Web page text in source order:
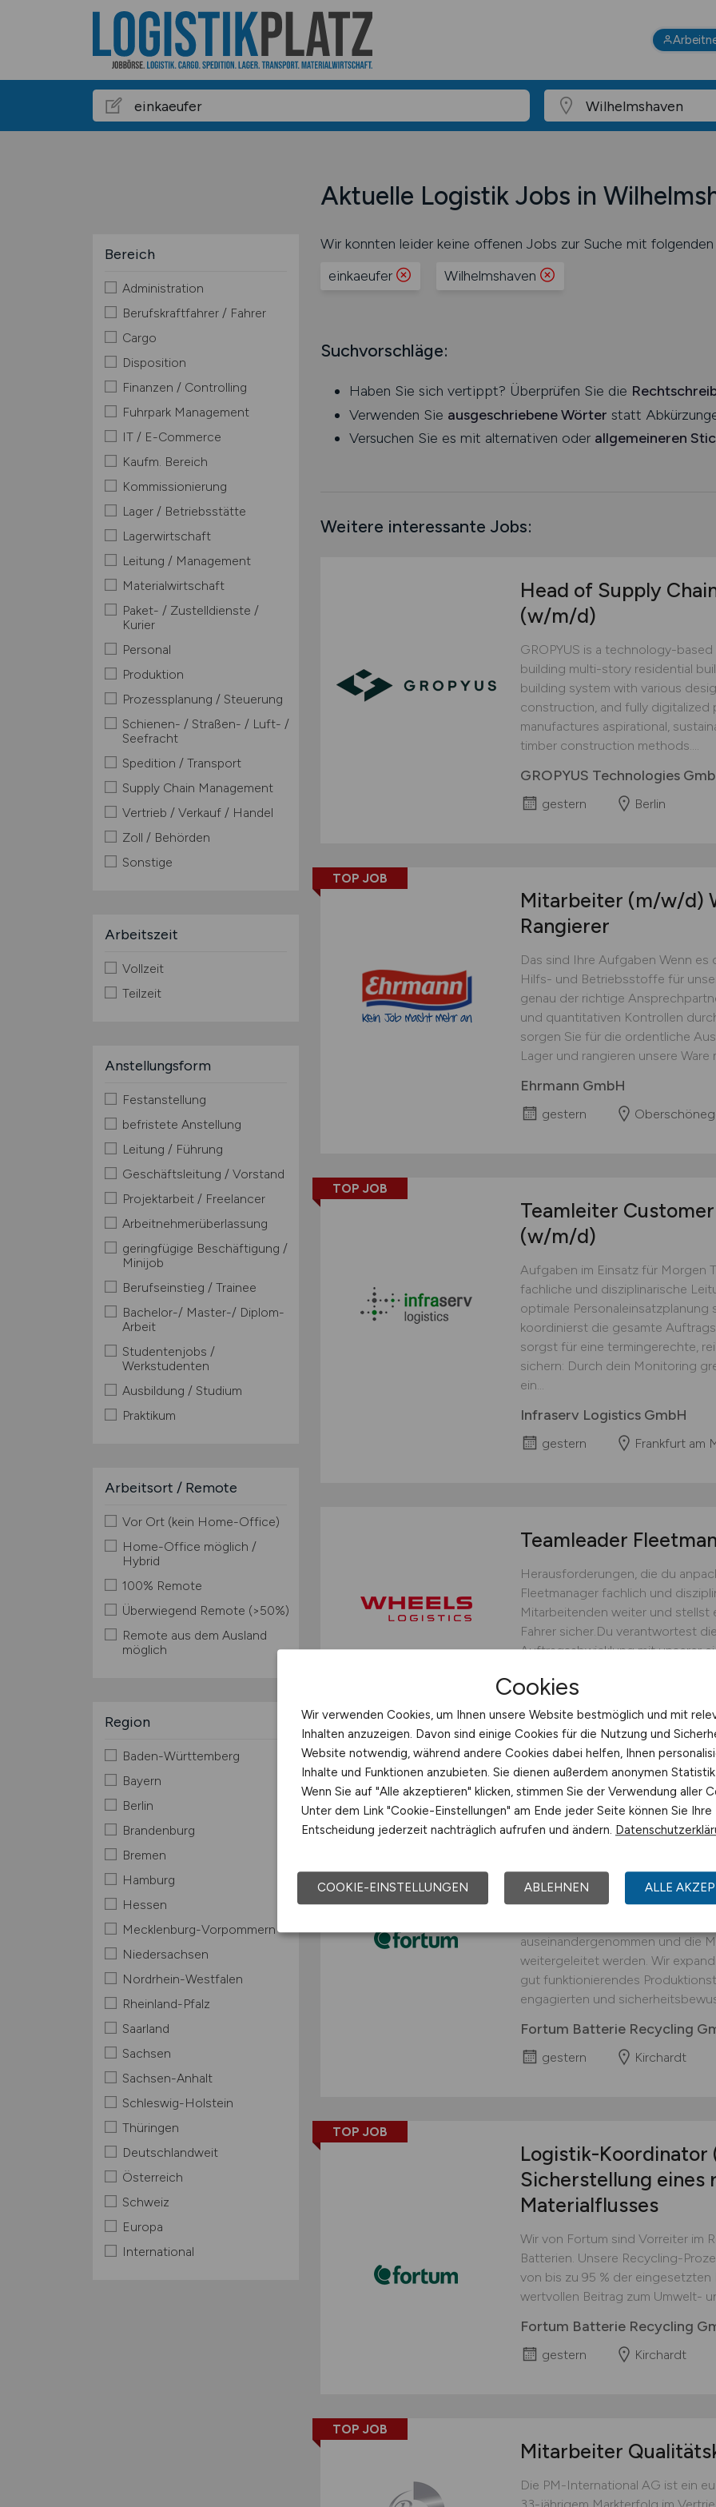
Aktuelle Logistik Jobs in
Bereich
Administration
Berufskraftfahrer / Fahrer
Cargo
Disposition
Finanzen / Controlling
Fuhrpark Management
IT / E-Commerce
Kaufm. Bereich
Kommissionierung
Lager / Betriebsstätte
Lagerwirtschaft
Leitung / Management
Materialwirtschaft
Paket- / Zustelldienste /
Kurier
Personal
Produktion
Prozessplanung / Steuerung
Schienen- / Straßen- / Luft- /
Seefracht
Spedition / Transport
Supply Chain Management
Vertrieb / Verkauf / Handel
Zoll / Behörden
Sonstige
Arbeitszeit
Vollzeit
Teilzeit
Anstellungsform
Festanstellung
befristete Anstellung
Leitung / Führung
Geschäftsleitung / Vorstand
Projektarbeit / Freelancer
Arbeitnehmerüberlassung
geringfügige Beschäftigung /
Minijob
Berufseinstieg / Trainee
Bachelor-/ Master-/ Diplom-
Arbeit
Studentenjobs /
Werkstudenten
Ausbildung / Studium
Praktikum
Arbeitsort / Remote
Vor Ort (kein Home-Office)
Home-Office möglich /
Hybrid
100% Remote
Überwiegend Remote (>50%)
Remote aus dem Ausland
möglich
Region
Baden-Württemberg
Bayern
Berlin
Brandenburg
Bremen
Hamburg
Hessen
Mecklenburg-Vorpommern
Niedersachsen
Nordrhein-Westfalen
Rheinland-Pfalz
Saarland
Sachsen
Sachsen-Anhalt
Schleswig-Holstein
Thüringen
Deutschlandweit
Österreich
Schweiz
Europa
International
Wir konnten leider keine offenen Jobs zur Suche mit
einkaeufer
Wilhelmshaven
Suchvorschläge:
Haben Sie sich vertippt? Überprüfen Sie die
Verwenden Sie ausgeschriebene Wörter statt
Versuchen Sie es mit alternativen oder allgemeineren
Weitere interessante Jobs:
Head of Supply
(w/m/d)
GROPYUS is a technology-
building multi-story residential
building system with various
construction, and fully digitalized
manufactures aspirational,
timber construction methods....
GROPYUS Technologies
gestern Berlin
TOP JOB
Mitarbeiter (m/w/d)
Rangierer
Das sind Ihre Aufgaben Wenn
Hilfs- und Betriebsstoffe für
genau der richtige
und quantitativen Kontrollen
sorgen Sie für die ordentliche
Lager und rangieren unsere Ware
Ehrmann GmbH
gestern
TOP JOB
Teamleiter
(w/m/d)
Aufgaben im Einsatz für Morgen
fachliche und disziplinarische
optimale Personaleinsatzplanung
koordinierst die gesamte
sorgst für eine termingerechte,
sichern: Durch dein Monitoring
ein...
Infraserv Logistics GmbH
gestern Frankfurt am
Teamleader
Herausforderungen, die du
Fleetmanager fachlich und
Mitarbeitenden weiter und stellst
Fahrer sicher.Du verantwortest
Auftragsabwicklung mit unserer
bedarfsgerechten Fahrereinsatz
operative Steuerung.Du...
WHEELS Logistics GmbH &
gestern Münster
TOP JOB
(w/m/d)
interessanter
An unserem Standort in
Prozessschritt durchgeführt, in
auseinandergenommen und die
weitergeleitet werden. Wir
gut funktionierendes
engagierten und
Fortum Batterie Recycling
gestern Kirchardt
TOP JOB
Logistik-Koordinator
Sicherstellung eines
Materialflusses
Wir von Fortum sind Vorreiter im
Batterien. Unsere Recycling-
von bis zu 95 % der eingesetzten
wertvollen Beitrag zum Umwelt-
Fortum Batterie Recycling
gestern Kirchardt
TOP JOB
Mitarbeiter
Die PM-International AG ist ein
Cookies
Wir verwenden Cookies, um Ihnen unsere Website bestmöglich und mit
Inhalten anzuzeigen. Davon sind einige Cookies für die Nutzung und
Website notwendig, während andere Cookies dabei helfen, Ihnen
Inhalte und Funktionen anzubieten. Sie dienen außerdem anonymen
Wenn Sie auf "Alle akzeptieren" klicken, stimmen Sie der Verwendung aller
Unter dem Link "Cookie-Einstellungen" am Ende jeder Seite können Sie Ihre
Entscheidung jederzeit nachträglich aufrufen und ändern.
COOKIE-EINSTELLUNGEN ABLEHNEN ALLE